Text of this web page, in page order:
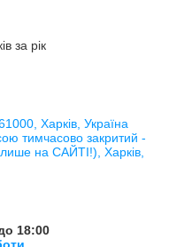
за рік
Харків, Україна
тимчасово закритий -
на САЙТІ!), Харків,
18:00